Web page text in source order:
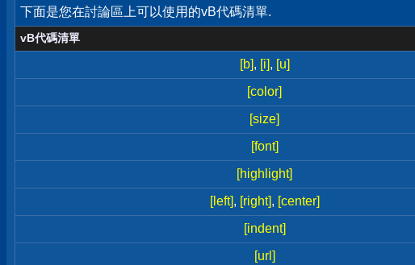
下面是您在討論區上可以使用的vB代碼清單.
vB代碼清單
[b], [i], [u]
[color]
[size]
[font]
[highlight]
[left], [right], [center]
[indent]
[url]